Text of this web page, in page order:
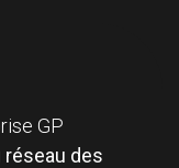
GP
réseau des